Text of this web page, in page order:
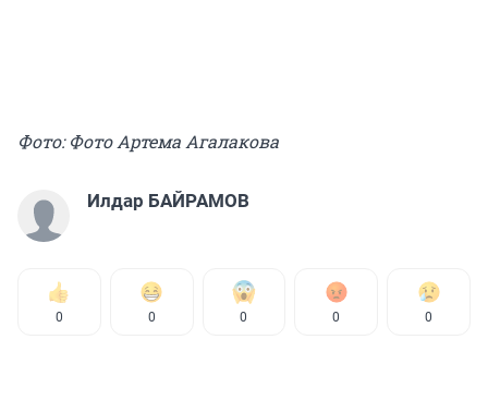
Фото: Фото Артема Агалакова
Илдар БАЙРАМОВ
0 0 0 0 0